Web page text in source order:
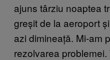
ajuns târziu noaptea
greșit de la aeroport
azi dimineață. Mi-am
rezolvarea